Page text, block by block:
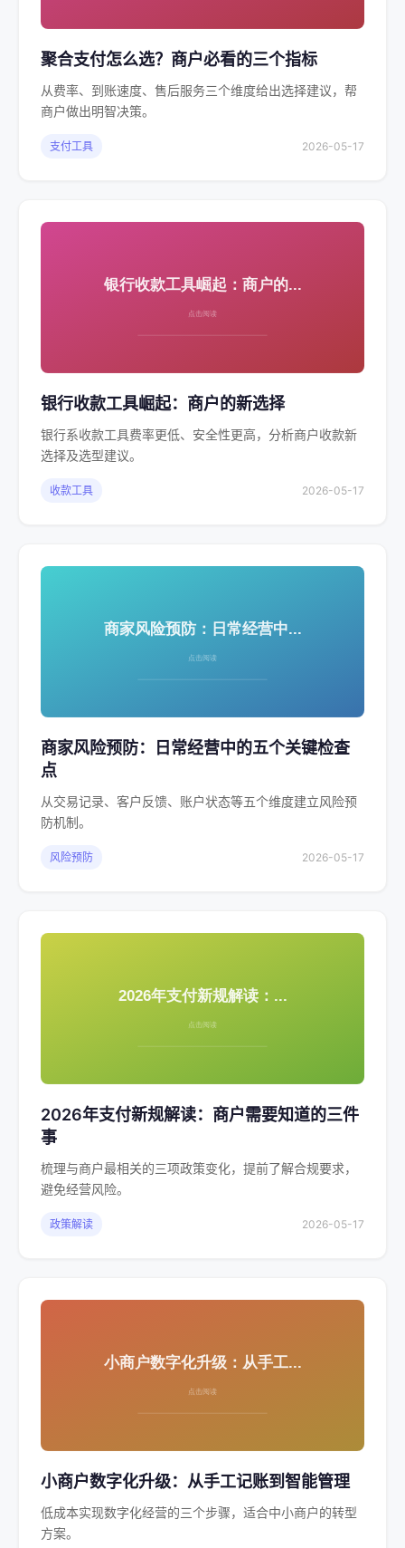
聚合支付怎么选？商户必看的三个指标
从费率、到账速度、售后服务三个维度给出选择建议，帮
商户做出明智决策。
支付工具 2026-05-17
银行收款工具崛起：商户的新选择
银行系收款工具费率更低、安全性更高，分析商户收款新
选择及选型建议。
收款工具 2026-05-17
商家风险预防：日常经营中的五个关键检查
点
从交易记录、客户反馈、账户状态等五个维度建立风险预
防机制。
风险预防 2026-05-17
2026年支付新规解读：商户需要知道的三件
事
梳理与商户最相关的三项政策变化，提前了解合规要求，
避免经营风险。
政策解读 2026-05-17
小商户数字化升级：从手工记账到智能管理
低成本实现数字化经营的三个步骤，适合中小商户的转型
方案。